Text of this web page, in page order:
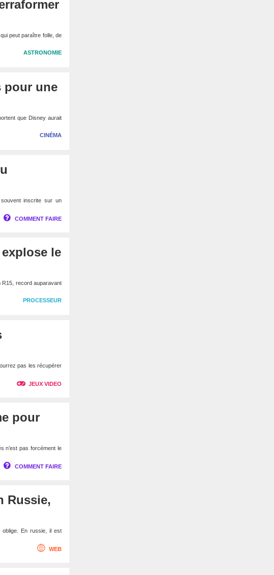
peut paraître folle, de
ASTRONOMIE
pour une
que Disney aurait
CINÉMA
inscrite sur un
COMMENT FAIRE
explose le
record auparavant
PROCESSEUR
pas les récupérer
JEUX VIDEO
pour
n’est pas forcément le
COMMENT FAIRE
Russie,
oblige. En russie, il est
WEB